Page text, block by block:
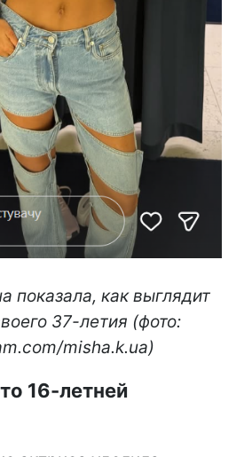
показала, как выглядит
37-летия (фото:
misha.k.ua)
16-летней